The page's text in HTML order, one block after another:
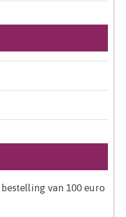
van 100 euro